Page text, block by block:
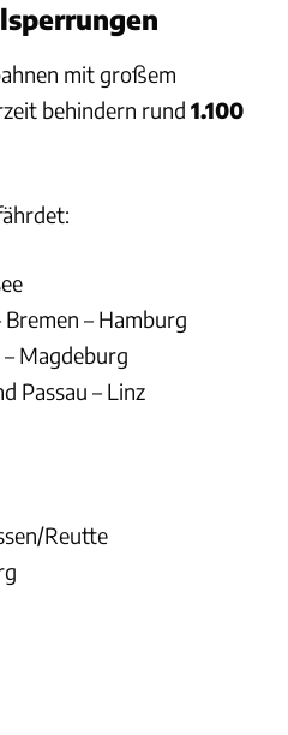
mit großem
behindern rund 1.100
– Hamburg
Magdeburg
Passau – Linz
Reutte